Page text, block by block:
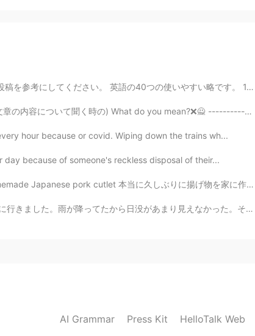
英語の40つの使いやすい略です。 1. LOL → Laugh out loud 意味→笑笑笑、www 2. OMG → ...
について聞く時の) What do you mean?❌🙅 ----------------------------------...
hour because or covid. Wiping down the trains wh...
because of someone's reckless disposal of their...
pork cutlet 本当に久しぶりに揚げ物を家に作った It really has been a...
り見えなかった。それでも、色々な面白いことが撮れました。子供の頃から写真を撮ってたけど昨日まで、稲妻の...
AI Grammar Press Kit HelloTalk Web